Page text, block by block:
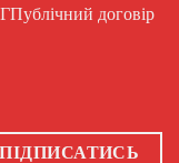
Публічний договір
ПІДПИСАТИСЬ